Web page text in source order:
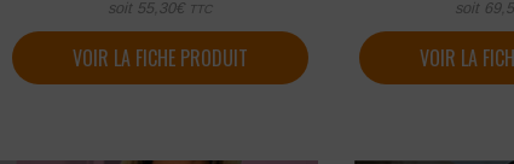
soit 55,30€ TTC
VOIR LA FICHE PRODUIT
soit
VOIR LA